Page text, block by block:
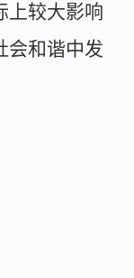
上较大影响
会和谐中发